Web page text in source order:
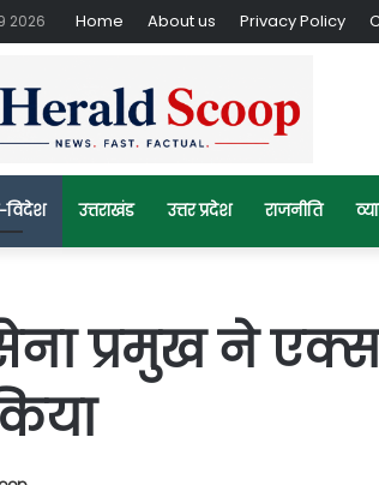
2026 Home About us Privacy Policy
उत्तराखंड उत्तर प्रदेश राजनीति
प्रमुख ने